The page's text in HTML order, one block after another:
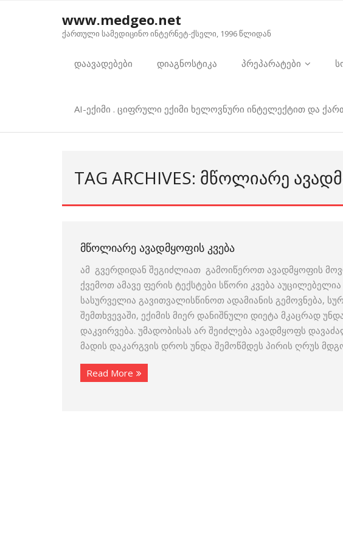
www.medgeo.net
ქართული სამედიცინო ინტერნეტ-ქსელი, 1996 წლიდან
დაავადებები დიაგნოსტიკა პრეპარატები
AI-ექიმი . ციფრული ექიმი ხელოვნური ინტელექტით და
TAG ARCHIVES: ᲛᲬᲝᲚᲘᲐᲠᲔ
ᲛᲬᲝᲚᲘᲐᲠᲔ ᲐᲕᲐᲓᲛᲧᲝᲤᲘᲡ ᲙᲕᲔᲑᲐ
ამ გვერდიდან შეგიძლიათ გამოიწეროთ ავადმყოფის
ქვემოთ ამავე ფერის ტექსტები სწორი კვება
სასურველია გავითვალისწინოთ ადამიანის გემოვნება,
შემთხვევაში, ექიმის მიერ დანიშნული დიეტა მკაცრად
დაკვირვება. უმადობისას არ შეიძლება ავადმყოფს
მადის დაკარგვის დროს უნდა შემოწმდეს პირის ღრუს
Read More